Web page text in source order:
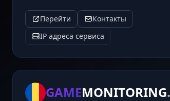
Перейти
Контакты
IP адреса сервиса
GAMEMONITORING